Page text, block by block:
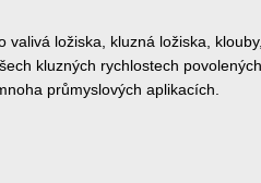
valivá ložiska, kluzná ložiska,
kluzných rychlostech
průmyslových aplikacích.